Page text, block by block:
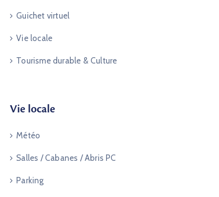
Guichet virtuel
Vie locale
Tourisme durable & Culture
Vie locale
Météo
Salles / Cabanes / Abris PC
Parking